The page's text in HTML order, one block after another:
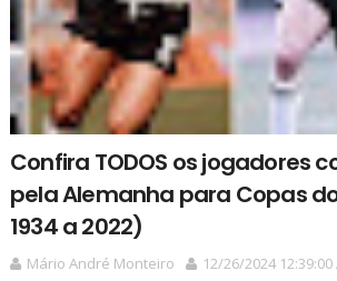
Confira TODOS os jogadores
pela Alemanha para Copas
1934 a 2022)
Mário André Monteiro
12/26/2024 12:39:00